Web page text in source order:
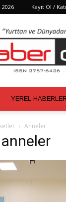
2026 Kayıt Ol /
YEREL HABERLER
Anneler